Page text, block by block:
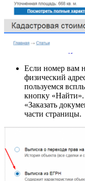
Если номер вам
физический
пользуемся
кнопку
«Заказать
части страницы.